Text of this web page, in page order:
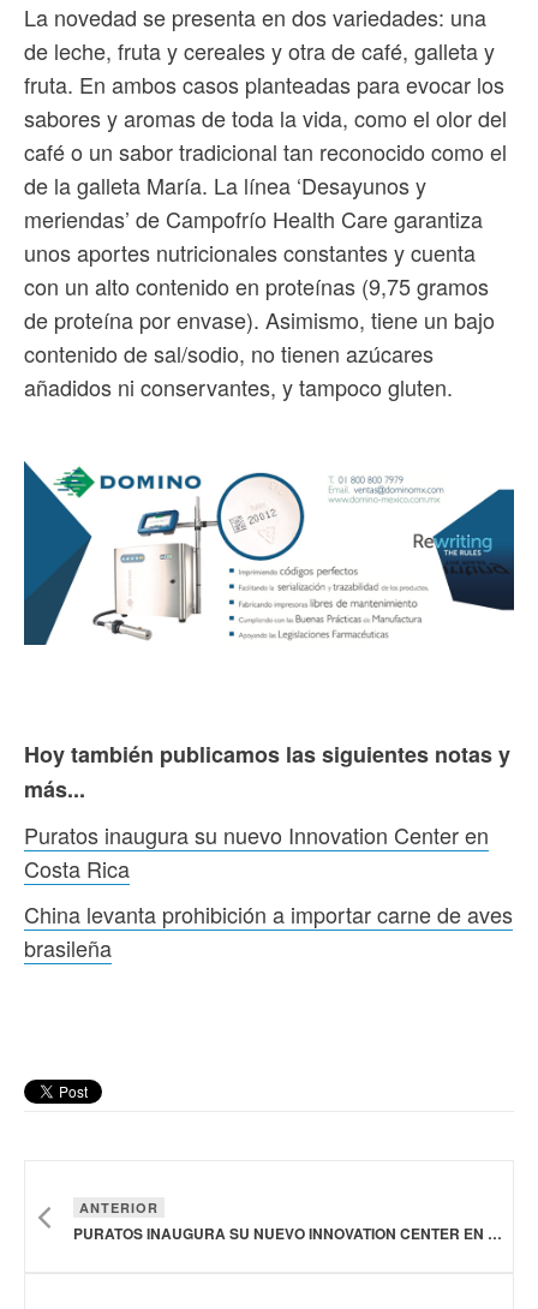
La novedad se presenta en dos variedades: una
de leche, fruta y cereales y otra de café, galleta y
fruta. En ambos casos planteadas para evocar los
sabores y aromas de toda la vida, como el olor del
café o un sabor tradicional tan reconocido como el
de la galleta María. La línea ‘Desayunos y
meriendas’ de Campofrío Health Care garantiza
unos aportes nutricionales constantes y cuenta
con un alto contenido en proteínas (9,75 gramos
de proteína por envase). Asimismo, tiene un bajo
contenido de sal/sodio, no tienen azúcares
añadidos ni conservantes, y tampoco gluten.
Hoy también publicamos las siguientes notas y
más...
Puratos inaugura su nuevo Innovation Center en
Costa Rica
China levanta prohibición a importar carne de aves
brasileña
ANTERIOR
PURATOS INAUGURA SU NUEVO INNOVATION CENTER EN COSTA RICA